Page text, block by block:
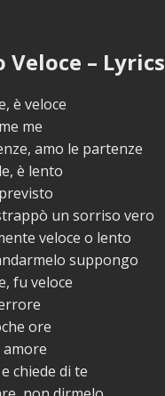
Veloce – Lyrics
è veloce
me
amo le partenze
è lento
un sorriso vero
veloce o lento
suppongo
fu veloce
ore
amore
chiede di te